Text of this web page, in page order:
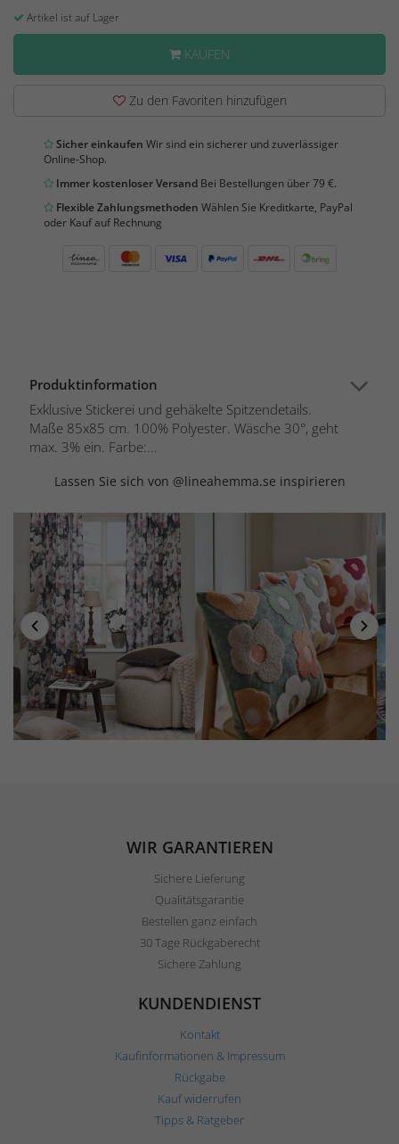
Artikel ist auf Lager
KAUFEN
Zu den Favoriten hinzufügen
Sicher einkaufen Wir sind ein sicherer und zuverlässiger
Online-Shop.
Immer kostenloser Versand Bei Bestellungen über 79 €.
Flexible Zahlungsmethoden Wählen Sie Kreditkarte, PayPal
oder Kauf auf Rechnung
Produktinformation
Exklusive Stickerei und gehäkelte Spitzendetails.
Maße 85x85 cm. 100% Polyester. Wäsche 30°, geht
max. 3% ein. Farbe:...
Lassen Sie sich von @lineahemma.se inspirieren
WIR GARANTIEREN
Sichere Lieferung
Qualitätsgarantie
Bestellen ganz einfach
30 Tage Rückgaberecht
Sichere Zahlung
KUNDENDIENST
Kontakt
Kaufinformationen & Impressum
Rückgabe
Kauf widerrufen
Tipps & Ratgeber